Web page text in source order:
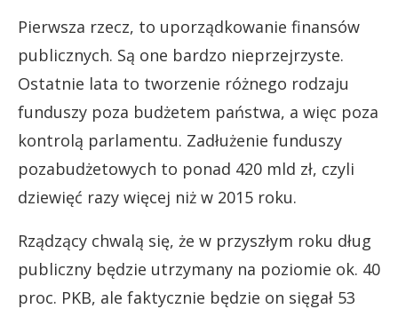
Pierwsza rzecz, to uporządkowanie finansów
publicznych. Są one bardzo nieprzejrzyste.
Ostatnie lata to tworzenie różnego rodzaju
funduszy poza budżetem państwa, a więc poza
kontrolą parlamentu. Zadłużenie funduszy
pozabudżetowych to ponad 420 mld zł, czyli
dziewięć razy więcej niż w 2015 roku.
Rządzący chwalą się, że w przyszłym roku dług
publiczny będzie utrzymany na poziomie ok. 40
proc. PKB, ale faktycznie będzie on sięgał 53